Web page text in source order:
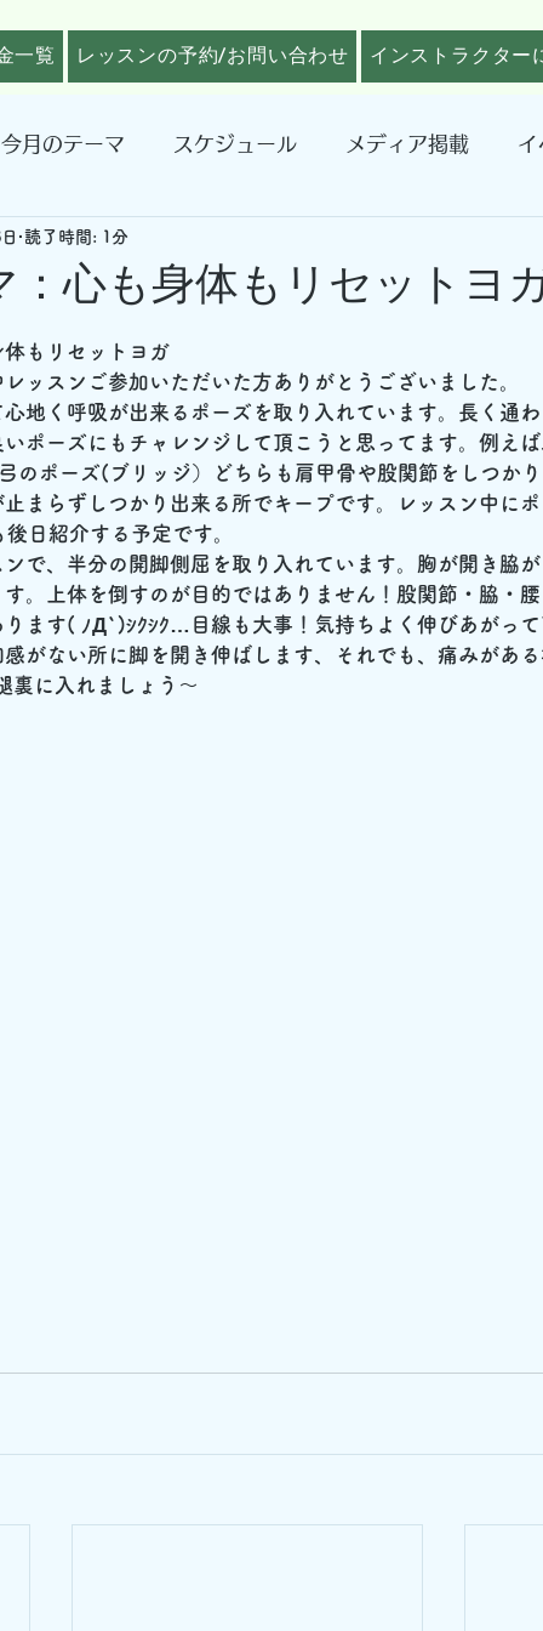
一覧 レッスンの予約/お問い合わせ インストラクター
今月のテーマ スケジュール メディア掲載 イ
：心も身体もリセットヨ
読了時間: 1分
もリセットヨガ
ッスンご参加いただいた方ありがとうございました。
地く呼吸が出来るポーズを取り入れています。長く通
ポーズにもチャレンジして頂こうと思ってます。例え
のポーズ(ブリッジ）どちらも肩甲骨や股関節をしつか
まらずしつかり出来る所でキープです。レッスン中に
日紹介する予定です。
で、半分の開脚側屈を取り入れています。胸が開き脇
。上体を倒すのが目的ではありません！股関節・脇・
ります( ﾉД`)ｼｸｼｸ…目線も大事！気持ちよく伸びあがっ
がない所に脚を開き伸ばします、それでも、痛みがあ
裏に入れましょう～